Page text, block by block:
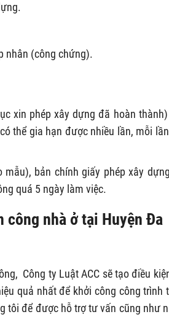
nhân (công chứng).
xin phép xây dựng đã hoàn
thể gia hạn được nhiều lần, mỗi
bản chính giấy phép xây
quá 5 ngày làm việc.
công nhà ở tại Huyện Đa
Công ty Luật ACC sẽ tạo điều
quả nhất để khởi công công trình
tôi để được hỗ trợ tư vấn cũng như